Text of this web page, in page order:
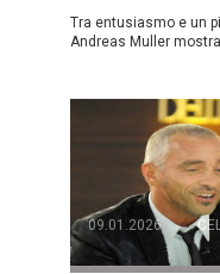
Tra entusiasmo e un
Andreas Muller
09.01.2026